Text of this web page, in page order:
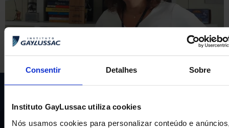
Consentir Detalhes Sobre
Instituto GayLussac utiliza cookies
Nós usamos cookies para personalizar conteúdo e